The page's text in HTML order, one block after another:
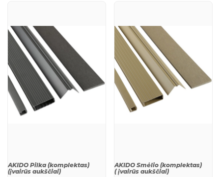
This product has multiple variants. The
QUICK
VIEW
This product
QUICK
VIEW
AKIDO Pilka (komplektas)
(įvairūs aukščiai)
AKIDO Smėlio (komplektas)
( įvairūs aukščiai)